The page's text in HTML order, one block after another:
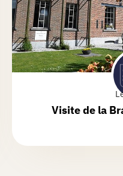
Visite de la